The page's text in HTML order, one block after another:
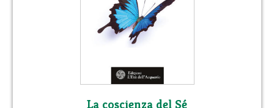
La coscienza del Sé